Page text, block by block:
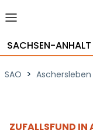
SACHSEN-ANHALT
SAO > Aschersleben
ZUFALLSFUND IN